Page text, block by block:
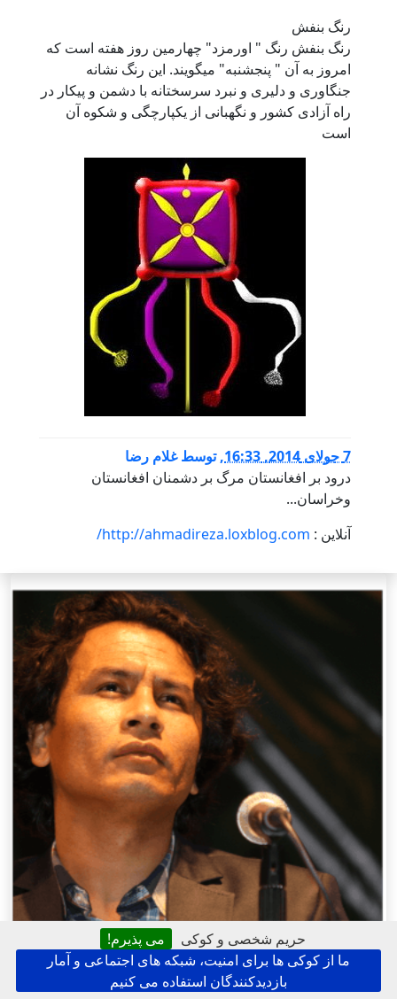
حریم شخصی و کوکی
می پذیرم!
ما از کوکی ها برای امنیت، شبکه های اجتماعی و آمار
بازدیدکنندگان استفاده می کنیم
رنگ بنفش
رنگ بنفش رنگ " اورمزد" چهارمین روز هفته است که
امروز به آن " پنجشنبه" میگویند. این رنگ نشانه
جنگاوری و دلیری و نبرد سرسختانه با دشمن و پیکار در
راه آزادی کشور و نگهبانی از یکپارچگی و شکوه آن
است
7 جولای 2014, 16:33 ,توسطغلام رضا
درود بر افغانستان مرگ بر دشمنان افغانستان
وخراسان...
آنلاین : http://ahmadireza.loxblog.com/